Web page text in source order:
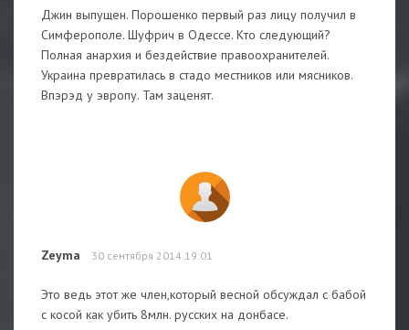
Джин выпущен. Порошенко первый раз лицу получил в
Симферополе. Шуфрич в Одессе. Кто следующий?
Полная анархия и бездействие правоохранителей.
Украина превратилась в стадо местников или мясников.
Впэрэд у эвропу. Там заценят.
Zeyma 30 сентября 2014 19:01
Это ведь этот же член,который весной обсуждал с бабой
с косой как убить 8млн. русских на донбасе.